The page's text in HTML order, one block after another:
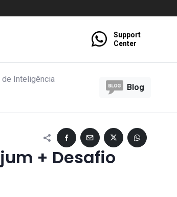
Support
Center
de Inteligência
Blog
+ Desafio